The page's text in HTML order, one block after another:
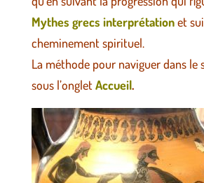
Mythes grecs interprétationet
cheminement spirituel.
La méthode pour naviguer dans le
sous l’onglet Accueil.